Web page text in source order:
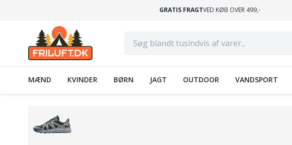
GRATIS FRAGTVED KØB OVER 499,-
MÆND KVINDER BØRN JAGT OUTDOOR VANDSPORT